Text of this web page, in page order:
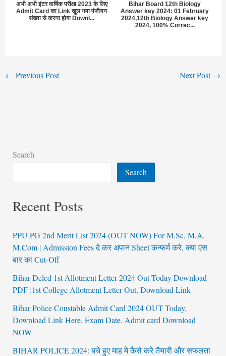
अभी अभी इंटर वार्षिक परीक्षा 2023 के लिए
Admit Card का Link खुल गया पंजीयन
संख्या से करना होगा Downl...
Bihar Board 12th Biology
Answer key 2024: 01 February
2024,12th Biology Answer key
2024, 100% Correc...
← Previous Post Next Post→
Search
Search
Recent Posts
PPU PG 2nd Merit List 2024 (OUT NOW) For M.Sc, M.A,
M.Com | Admission Fees दे कर अपान Sheet कन्फर्म करे, क्या एस
बार का Cut-Off
Bihar Deled 1st Allotment Letter 2024 Out Today Download
PDF :1st College Allotment Letter Out, Download Link
Bihar Police Constable Admit Card 2024 OUT Today,
Download Link Here, Exam Date, Admit card Download
NOW
BIHAR POLICE 2024: बचे हुए माह मे कैसे करे तैयारी और सफलता